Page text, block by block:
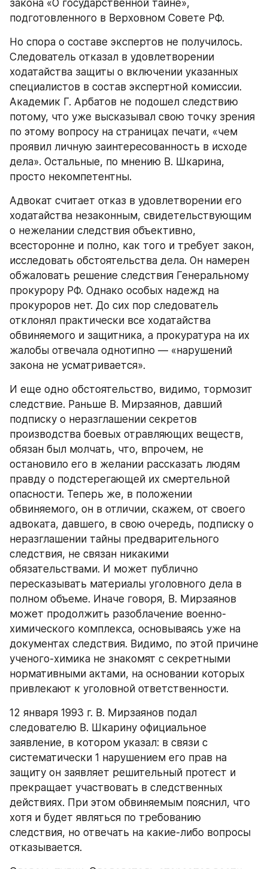
закона «О государственной тайне»,
подготовленного в Верховном Совете РФ.
Но спора о составе экспертов не получилось.
Следователь отказал в удовлетворении
ходатайства защиты о включении указанных
специалистов в состав экспертной комиссии.
Академик Г. Арбатов не подошел следствию
потому, что уже высказывал свою точку зрения
по этому вопросу на страницах печати, «чем
проявил личную заинтересованность в исходе
дела». Остальные, по мнению В. Шкарина,
просто некомпетентны.
Адвокат считает отказ в удовлетворении его
ходатайства незаконным, свидетельствующим
о нежелании следствия объективно,
всесторонне и полно, как того и требует закон,
исследовать обстоятельства дела. Он намерен
обжаловать решение следствия Генеральному
прокурору РФ. Однако особых надежд на
прокуроров нет. До сих пор следователь
отклонял практически все ходатайства
обвиняемого и защитника, а прокуратура на их
жалобы отвечала однотипно — «нарушений
закона не усматривается».
И еще одно обстоятельство, видимо, тормозит
следствие. Раньше В. Мирзаянов, давший
подписку о неразглашении секретов
производства боевых отравляющих веществ,
обязан был молчать, что, впрочем, не
остановило его в желании рассказать людям
правду о подстерегающей их смертельной
опасности. Теперь же, в положении
обвиняемого, он в отличии, скажем, от своего
адвоката, давшего, в свою очередь, подписку о
неразглашении тайны предварительного
следствия, не связан никакими
обязательствами. И может публично
пересказывать материалы уголовного дела в
полном объеме. Иначе говоря, В. Мирзаянов
может продолжить разоблачение военно-
химического комплекса, основываясь уже на
документах следствия. Видимо, по этой причине
ученого-химика не знакомят с секретными
нормативными актами, на основании которых
привлекают к уголовной ответственности.
12 января 1993 г. В. Мирзаянов подал
следователю В. Шкарину официальное
заявление, в котором указал: в связи с
систематически 1 нарушением его прав на
защиту он заявляет решительный протест и
прекращает участвовать в следственных
действиях. При этом обвиняемым пояснил, что
хотя и будет являться по требованию
следствия, но отвечать на какие-либо вопросы
отказывается.